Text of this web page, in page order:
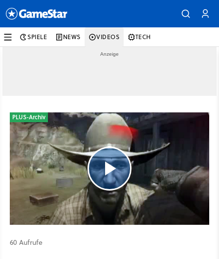
SPIELE NEWS VIDEOS TECH
PLUS-Archiv
60 Aufrufe